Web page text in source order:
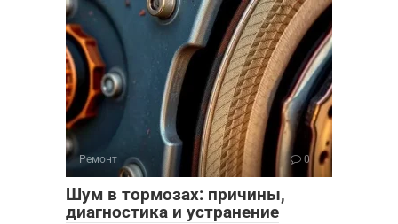
Ремонт 0
Шум в тормозах: причины,
диагностика и устранение